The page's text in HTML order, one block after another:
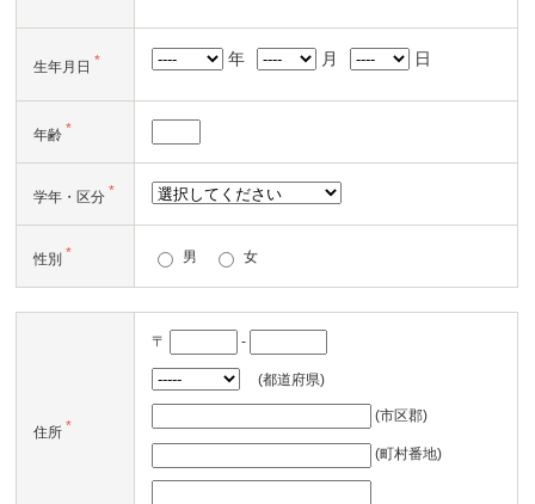
生年月日 * 年 月 日
年齢 *
学年・区分 *
性別 * 男 女
住所 *
〒 -
(都道府県)
(市区郡)
(町村番地)